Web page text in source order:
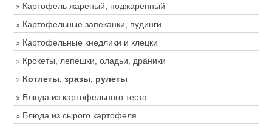
Картофель жареный, поджаренный
Картофельные запеканки, пудинги
Картофельные кнедлики и клецки
Крокеты, лепешки, оладьи, драники
Котлеты, зразы, рулеты
Блюда из картофельного теста
Блюда из сырого картофеля